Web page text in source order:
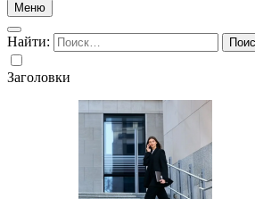
Меню
Найти:
Заголовки